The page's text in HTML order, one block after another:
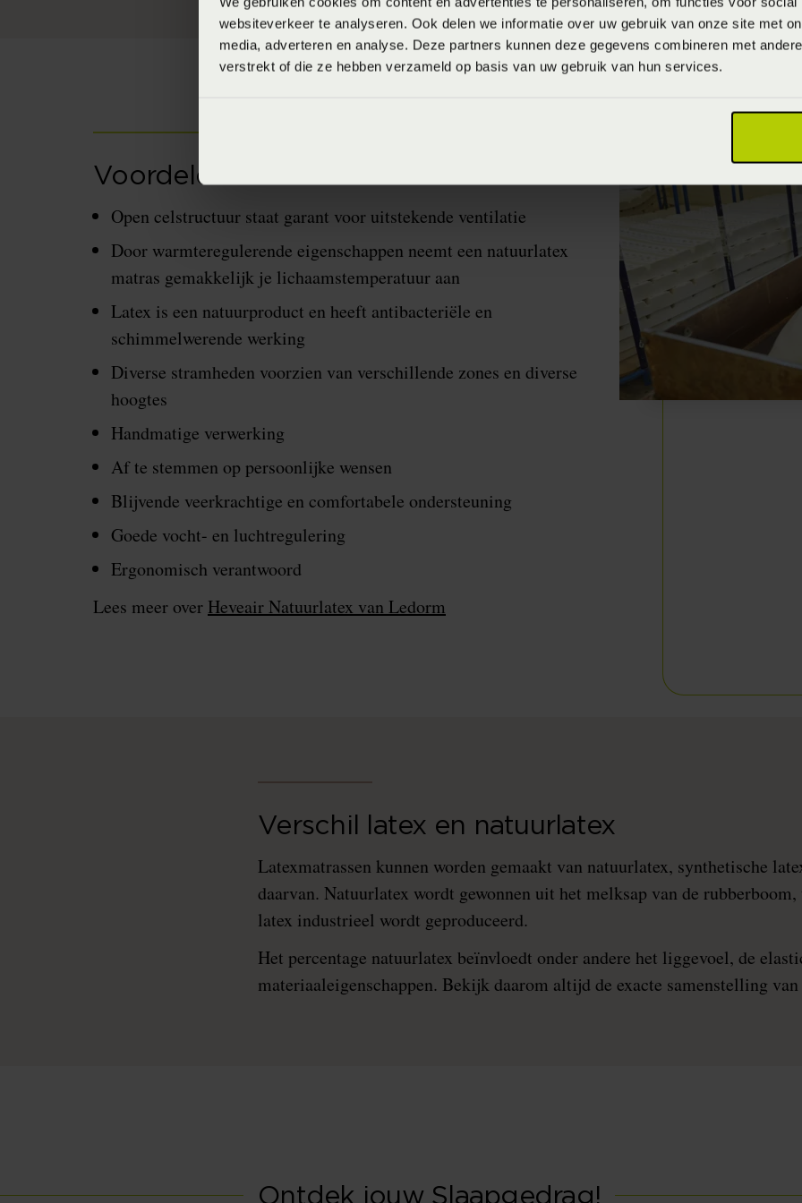
websiteverkeer te analyseren. Ook delen we informatie over uw gebruik van onze site met
media, adverteren en analyse. Deze partners kunnen deze gegevens combineren met
verstrekt of die ze hebben verzameld op basis van uw gebruik van hun services.
Voordelen natuurlatex matrassen
Open celstructuur staat garant voor uitstekende ventilatie
Door warmteregulerende eigenschappen neemt een natuurlatex
matras gemakkelijk je lichaamstemperatuur aan
Latex is een natuurproduct en heeft antibacteriële en
schimmelwerende werking
Diverse stramheden voorzien van verschillende zones en diverse
hoogtes
Handmatige verwerking
Af te stemmen op persoonlijke wensen
Blijvende veerkrachtige en comfortabele ondersteuning
Goede vocht- en luchtregulering
Ergonomisch verantwoord
Lees meer over Heveair Natuurlatex van Ledorm
Verschil latex en natuurlatex
Latexmatrassen kunnen worden gemaakt van natuurlatex, synthetische
daarvan. Natuurlatex wordt gewonnen uit het melksap van de
latex industrieel wordt geproduceerd.
Het percentage natuurlatex beïnvloedt onder andere het liggevoel, de
materiaaleigenschappen. Bekijk daarom altijd de exacte samenstelling
Ontdek jouw Slaapgedrag!